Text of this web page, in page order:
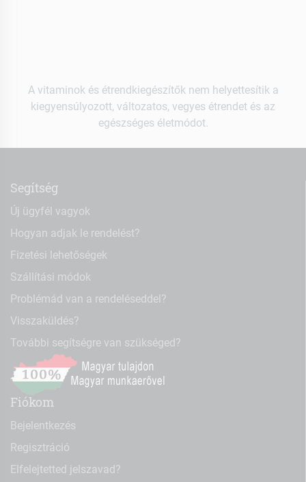
A vitaminok és étrendkiegészítők nem helyettesítik a
kiegyensúlyozott, változatos, vegyes étrendet és az
egészséges életmódot.
Segítség
Új ügyfél vagyok
Hogyan adjak le rendelést?
Fizetési lehetőségek
Szállítási módok
Problémád van a rendeléseddel?
Visszaküldés?
További segítségre van szükséged?
Fiókom
Bejelentkezés
Regisztráció
Elfelejtetted jelszavad?